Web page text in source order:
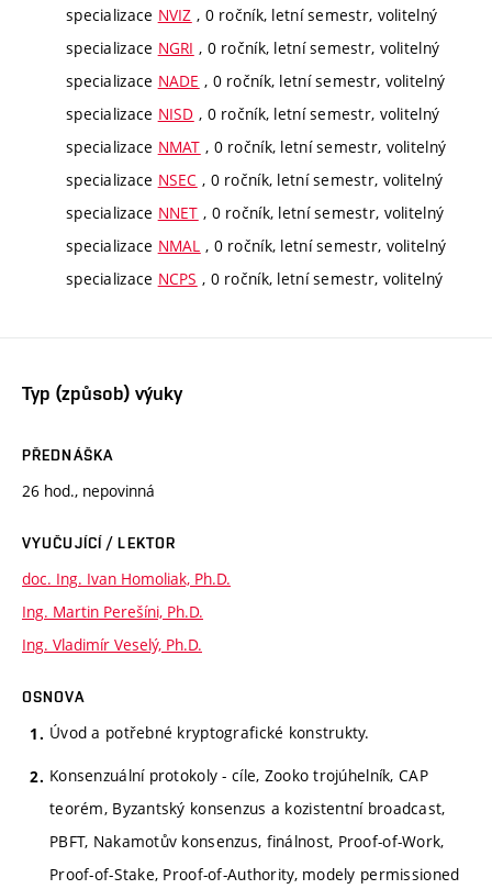
specializace NVIZ , 0 ročník, letní semestr, volitelný
specializace NGRI , 0 ročník, letní semestr, volitelný
specializace NADE , 0 ročník, letní semestr, volitelný
specializace NISD , 0 ročník, letní semestr, volitelný
specializace NMAT , 0 ročník, letní semestr, volitelný
specializace NSEC , 0 ročník, letní semestr, volitelný
specializace NNET , 0 ročník, letní semestr, volitelný
specializace NMAL , 0 ročník, letní semestr, volitelný
specializace NCPS , 0 ročník, letní semestr, volitelný
Typ (způsob) výuky
PŘEDNÁŠKA
26 hod., nepovinná
VYUČUJÍCÍ / LEKTOR
doc. Ing. Ivan Homoliak, Ph.D.
Ing. Martin Perešíni, Ph.D.
Ing. Vladimír Veselý, Ph.D.
OSNOVA
Úvod a potřebné kryptografické konstrukty.
Konsenzuální protokoly - cíle, Zooko trojúhelník, CAP
teorém, Byzantský konsenzus a kozistentní broadcast,
PBFT, Nakamotův konsenzus, finálnost, Proof-of-Work,
Proof-of-Stake, Proof-of-Authority, modely permissioned